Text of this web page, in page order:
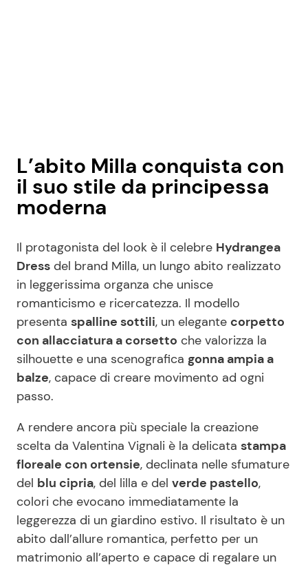
L’abito Milla conquista con
il suo stile da principessa
moderna
Il protagonista del look è il celebre Hydrangea
Dress del brand Milla, un lungo abito realizzato
in leggerissima organza che unisce
romanticismo e ricercatezza. Il modello
presenta spalline sottili, un elegante corpetto
con allacciatura a corsetto che valorizza la
silhouette e una scenografica gonna ampia a
balze, capace di creare movimento ad ogni
passo.
A rendere ancora più speciale la creazione
scelta da Valentina Vignali è la delicata stampa
floreale con ortensie, declinata nelle sfumature
del blu cipria, del lilla e del verde pastello,
colori che evocano immediatamente la
leggerezza di un giardino estivo. Il risultato è un
abito dall’allure romantica, perfetto per un
matrimonio all’aperto e capace di regalare un